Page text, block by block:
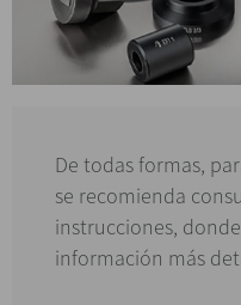
De todas formas,
se recomienda
instrucciones,
información más